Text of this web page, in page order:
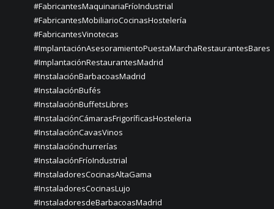
#FabricantesMaquinariaFríoIndustrial
#FabricantesMobiliarioCocinasHostelería
#FabricantesVinotecas
#ImplantaciónAsesoramientoPuestaMarchaRestaurantesBares
#ImplantaciónRestaurantesMadrid
#InstalaciónBarbacoasMadrid
#InstalaciónBufés
#InstalaciónBuffetsLibres
#InstalaciónCámarasFrigoríficasHosteleria
#InstalaciónCavasVinos
#instalaciónchurrerías
#InstalaciónFríoIndustrial
#InstaladoresCocinasAltaGama
#InstaladoresCocinasLujo
#InstaladoresdeBarbacoasMadrid